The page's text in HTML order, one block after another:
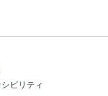
ビリティ